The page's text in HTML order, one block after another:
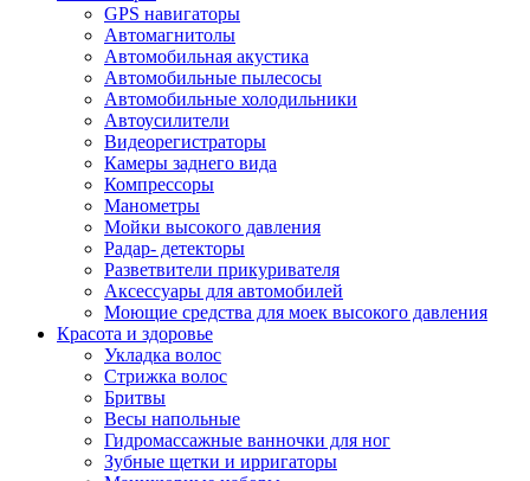
GPS навигаторы
Автомагнитолы
Автомобильная акустика
Автомобильные пылесосы
Автомобильные холодильники
Автоусилители
Видеорегистраторы
Камеры заднего вида
Компрессоры
Манометры
Мойки высокого давления
Радар- детекторы
Разветвители прикуривателя
Аксессуары для автомобилей
Моющие средства для моек высокого давления
Красота и здоровье
Укладка волос
Стрижка волос
Бритвы
Весы напольные
Гидромассажные ванночки для ног
Зубные щетки и ирригаторы